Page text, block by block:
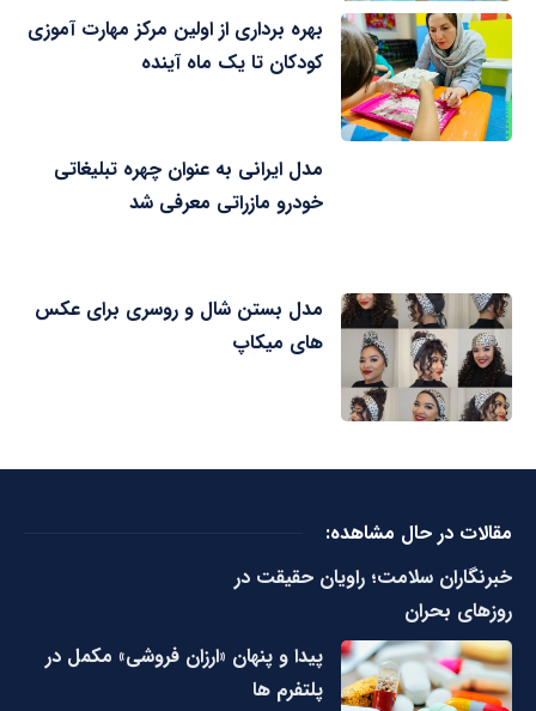
بهره برداری از اولین مرکز مهارت آموزی
کودکان تا یک ماه آینده
مدل ایرانی به عنوان چهره تبلیغاتی
خودرو مازراتی معرفی شد
مدل بستن شال و روسری برای عکس
های میکاپ
مقالات در حال مشاهده:
خبرنگاران سلامت؛ راویان حقیقت در
روزهای بحران
پیدا و پنهان «ارزان فروشی» مکمل در
پلتفرم ها